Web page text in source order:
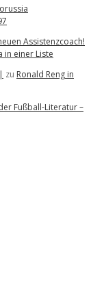
Assistenzcoach!
in einer Liste
zu Ronald Reng in
Fußball-Literatur –